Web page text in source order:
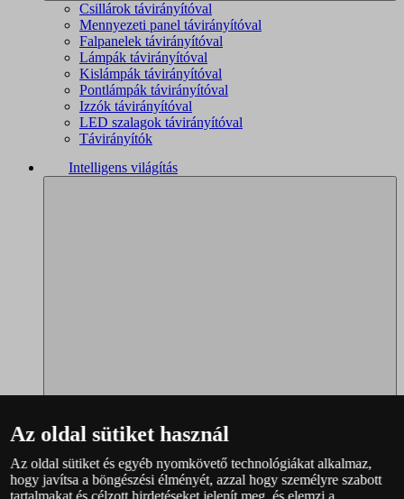
Csillárok távirányítóval
Mennyezeti panel távirányítóval
Falpanelek távirányítóval
Lámpák távirányítóval
Kislámpák távirányítóval
Pontlámpák távirányítóval
Izzók távirányítóval
LED szalagok távirányítóval
Távirányítók
Intelligens világítás
Philips Hue – teljes választék
Immax NEO - teljes választék
Az oldal sütiket használ
Az oldal sütiket és egyéb nyomkövető technológiákat alkalmaz,
hogy javítsa a böngészési élményét, azzal hogy személyre szabott
tartalmakat és célzott hirdetéseket jelenít meg, és elemzi a